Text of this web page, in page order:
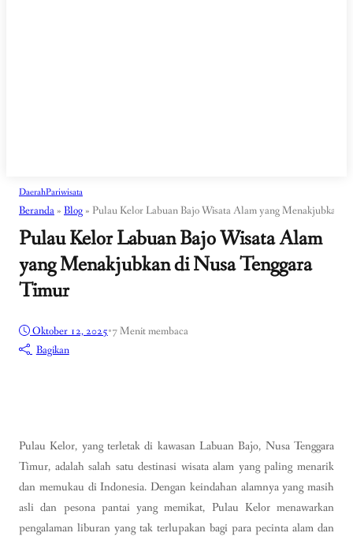
DaerahPariwisata
Beranda » Blog » Pulau Kelor Labuan Bajo Wisata Alam yang Menakjubkan
Pulau Kelor Labuan Bajo Wisata Alam
yang Menakjubkan di Nusa Tenggara
Timur
Oktober 12, 2025•7 Menit membaca
Bagikan
Pulau Kelor, yang terletak di kawasan Labuan Bajo, Nusa Tenggara
Timur, adalah salah satu destinasi wisata alam yang paling menarik
dan memukau di Indonesia. Dengan keindahan alamnya yang masih
asli dan pesona pantai yang memikat, Pulau Kelor menawarkan
pengalaman liburan yang tak terlupakan bagi para pecinta alam dan